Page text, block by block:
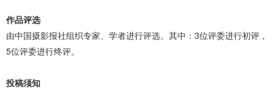
作品评选
由中国摄影报社组织专家、学者进行评选。其中：3位评委进行初评，
5位评委进行终评。
投稿须知